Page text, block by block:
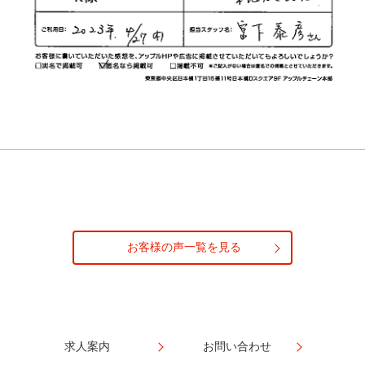
お客様の声一覧を見る
求人案内 お問い合わせ